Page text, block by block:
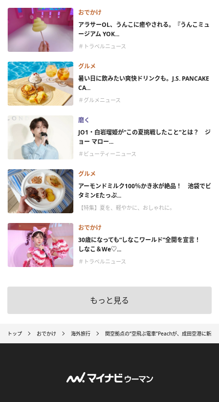
おでかけ
アラサーOL、うんこに癒やされる。『うんこミュ
ージアム YOK...
＃トラベルニュース
グルメ
暑い日に飲みたい爽快ドリンクも。J.S. PANCAKE
CA...
＃グルメニュース
磨く
JO1・白岩瑠姫が“この夏挑戦したこと”とは？ ジ
ョー マロー...
＃ビューティーニュース
グルメ
アーモンドミルク100％かき氷が絶品！ 池袋でビ
タミンEたっぷ...
【特集】夏を、軽やかに、おしゃれに。
おでかけ
30歳になっても“しなこワールド”全開を宣言！
しなこ＆We♡...
＃トラベルニュース
もっと見る
トップ おでかけ 海外旅行 関空拠点の“空飛ぶ電車”Peachが、成田空港に新路